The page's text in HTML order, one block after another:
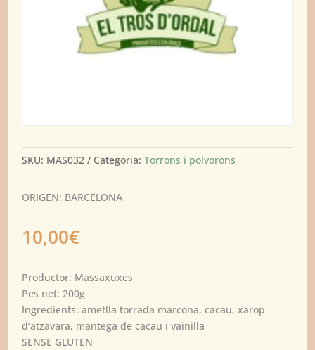
SKU: MAS032 Categoria:Torrons i polvorons
ORIGEN: BARCELONA
10,00€
Productor: Massaxuxes
Pes net: 200g
Ingredients: ametlla torrada marcona, cacau, xarop
d’atzavara, mantega de cacau i vainilla
SENSE GLUTEN